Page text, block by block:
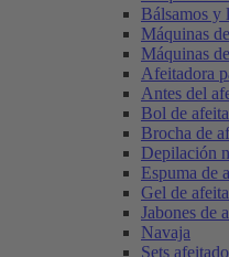
Bálsamos y
Máquinas
Máquinas
Afeitadora
Antes del
Bol de
Brocha de
Depilación
Espuma de
Gel de
Jabones de
Navaja
Sets